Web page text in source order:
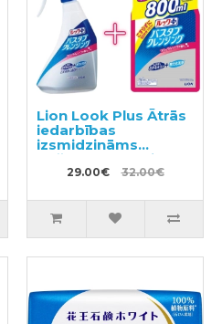
Lion Look Plus Ātrās
iedarbības
izsmidzināms
tīrīšanas līdzeklis
vannasistabai ar
500ml + pildviela
800ml
29.00€ 32.00€